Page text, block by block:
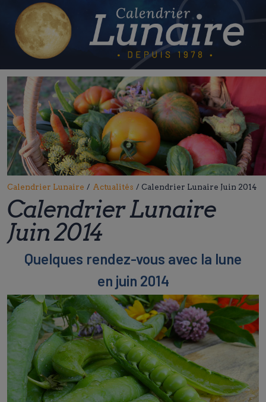
content
Calendrier Lunaire / Actualités / Calendrier Lunaire Juin 2014
Calendrier Lunaire
Juin 2014
Quelques rendez-vous avec la lune
en juin 2014